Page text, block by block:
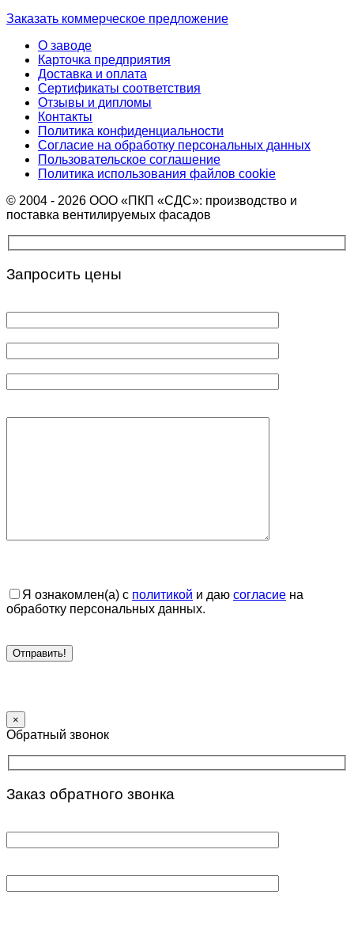
Заказать коммерческое предложение
О заводе
Карточка предприятия
Доставка и оплата
Сертификаты соответствия
Отзывы и дипломы
Контакты
Политика конфиденциальности
Согласие на обработку персональных данных
Пользовательское соглашение
Политика использования файлов cookie
© 2004 - 2026 ООО «ПКП «СДС»: производство и
поставка вентилируемых фасадов
Запросить цены
Я ознакомлен(а) с политикой и даю согласие на
обработку персональных данных.
×
Обратный звонок
Заказ обратного звонка